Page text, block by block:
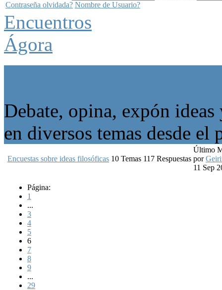
Contraseña olvidada? Nombre de Usuario?
Encuentros
Ágora
Debate, opina, expón
en diversos temas desde
Encuestas sobre ideas filosóficas 10 Temas 117 Respuestas
Último
por
11 Sep
Página:
1
...
3
4
5
6
7
8
9
...
29